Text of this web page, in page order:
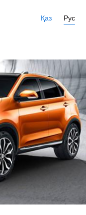
Қаз Рус